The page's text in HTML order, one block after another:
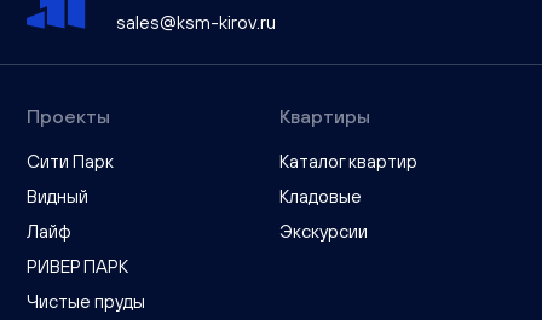
sales@ksm-kirov.ru
Проекты
Сити Парк
Видный
Лайф
РИВЕР ПАРК
Чистые пруды
Квартиры
Каталог квартир
Кладовые
Экскурсии